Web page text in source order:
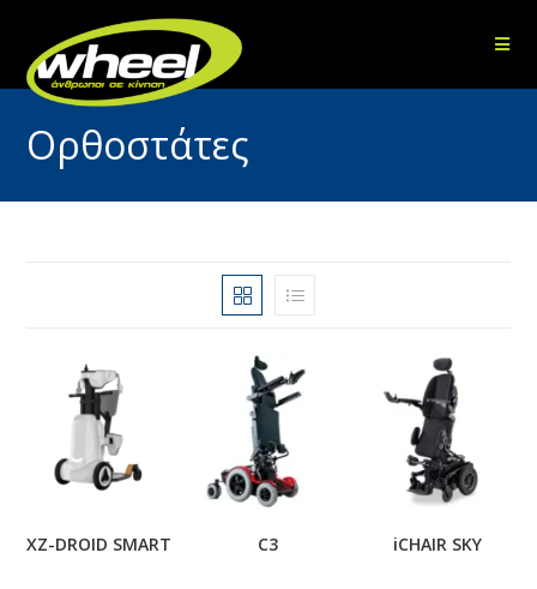
Ορθοστάτες
XZ-DROID SMART C3 iCHAIR SKY